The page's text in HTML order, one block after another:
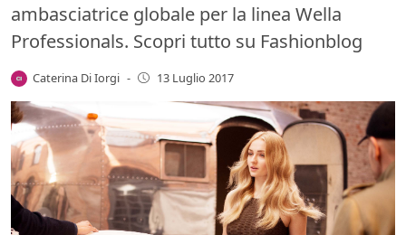
ambasciatrice globale per la linea Wella
Professionals. Scopri tutto su Fashionblog
Caterina Di Iorgi - 13 Luglio 2017